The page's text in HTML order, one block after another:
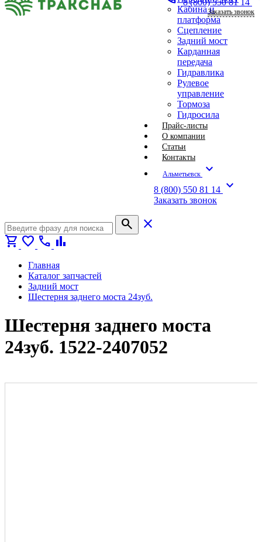
Кабина и
платформа
Сцепление
Задний мост
Карданная
передача
Гидравлика
Рулевое
управление
Тормоза
Гидросила
Прайс-листы
О компании
Статьи
Контакты
Альметьевск expand_more
8 (800) 550 81 14 expand_more
Заказать звонок
Заказать звонок
search
close
shopping_cart favorite call bar_chart
Главная
Каталог запчастей
Задний мост
Шестерня заднего моста 24зуб.
Шестерня заднего моста
24зуб. 1522-2407052